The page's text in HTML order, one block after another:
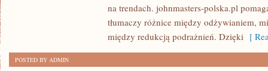
POŁUDNIOWA)na trendach. johnmasters-polska.pl
tłumaczy różnice między odżywianiem,
między redukcją podrażnień. Dzięki [
POSTED BY ADMIN